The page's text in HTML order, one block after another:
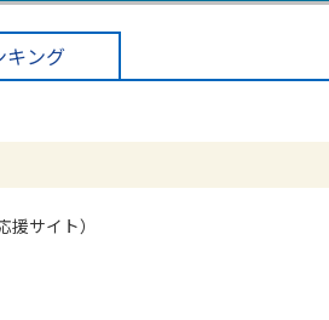
キング
援サイト）